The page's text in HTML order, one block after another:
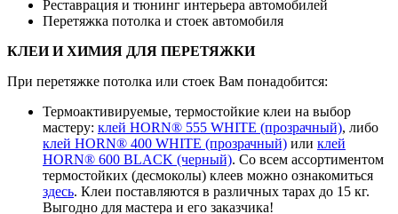
Реставрация и тюнинг интерьера автомобилей
Перетяжка потолка и стоек автомобиля
КЛЕИ И ХИМИЯ ДЛЯ ПЕРЕТЯЖКИ
При перетяжке потолка или стоек Вам понадобится:
Термоактивируемые, термостойкие клеи на выбор
мастеру:клей HORN® 555 WHITE (прозрачный), либо
клей HORN® 400 WHITE (прозрачный)иликлей
HORN® 600 BLACK (черный). Со всем ассортиментом
термостойких (десмоколы) клеев можно ознакомиться
здесь. Клеи поставляются в различных тарах до 15 кг.